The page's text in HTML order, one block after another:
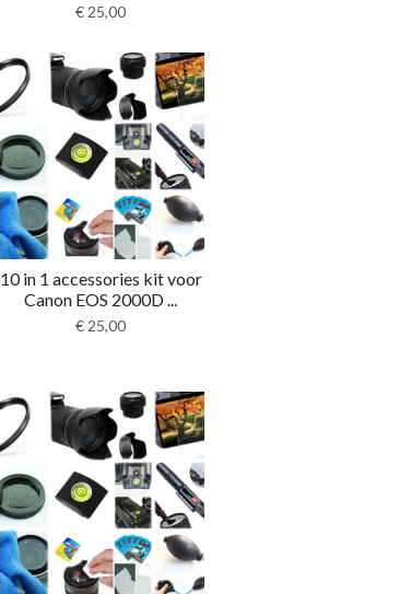
€ 25,00
10 in 1 accessories kit voor
Canon EOS 2000D ...
€ 25,00